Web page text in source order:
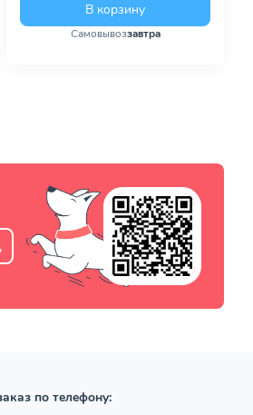
В корзину
Самовывоззавтра
по телефону: